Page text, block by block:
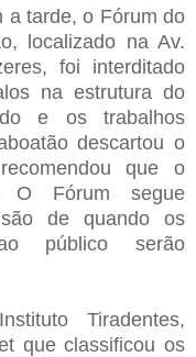
a tarde, o Fórum do
localizado na Av.
foi interditado
na estrutura do
e os trabalhos
descartou o
que o
O Fórum segue
de quando os
público serão
Tiradentes,
que classificou os